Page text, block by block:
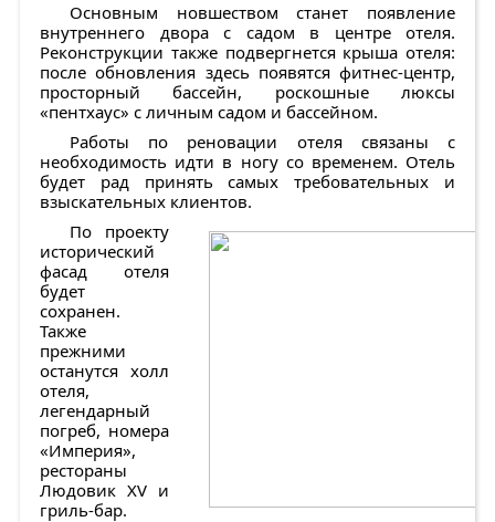
Основным новшеством станет появление
внутреннего двора с садом в центре отеля.
Реконструкции также подвергнется крыша отеля:
после обновления здесь появятся фитнес-центр,
просторный бассейн, роскошные люксы
«пентхаус» с личным садом и бассейном.
Работы по реновации отеля связаны с
необходимость идти в ногу со временем. Отель
будет рад принять самых требовательных и
взыскательных клиентов.
По проекту
исторический
фасад отеля
будет
сохранен.
Также
прежними
останутся холл
отеля,
легендарный
погреб, номера
«Империя»,
рестораны
Людовик XV и
гриль-бар.